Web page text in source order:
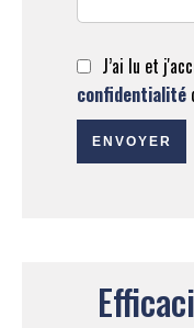
J’ai lu et
confidentialité
ENVOYER